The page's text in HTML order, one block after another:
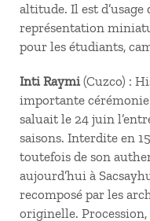
altitude. Il est d’usage
représentation
pour les étudiants,
Inti Raymi (Cuzco) :
importante
saluait le 24 juin
saisons. Interdite en
toutefois de son
aujourd’hui à
recomposé par les
originelle. Procession,